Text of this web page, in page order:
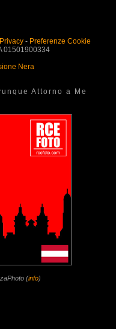
- Preferenze Cookie
01501900334
Nera
Attorno a Me
(info)